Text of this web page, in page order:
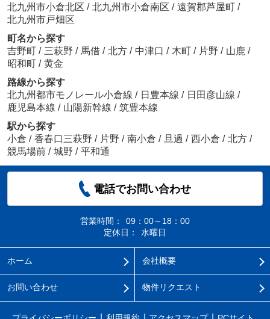
北九州市小倉北区 / 北九州市小倉南区 / 遠賀郡芦屋町 /
北九州市戸畑区
町名から探す
吉野町 / 三萩野 / 馬借 / 北方 / 中津口 / 木町 / 片野 / 山鹿 /
昭和町 / 黄金
路線から探す
北九州都市モノレール小倉線 / 日豊本線 / 日田彦山線 /
鹿児島本線 / 山陽新幹線 / 筑豊本線
駅から探す
小倉 / 香春口三萩野 / 片野 / 南小倉 / 旦過 / 西小倉 / 北方 /
競馬場前 / 城野 / 平和通
電話でお問い合わせ
営業時間：
09：00～18：00
定休日：
水曜日
ホーム 会社概要
お問い合わせ 物件リクエスト